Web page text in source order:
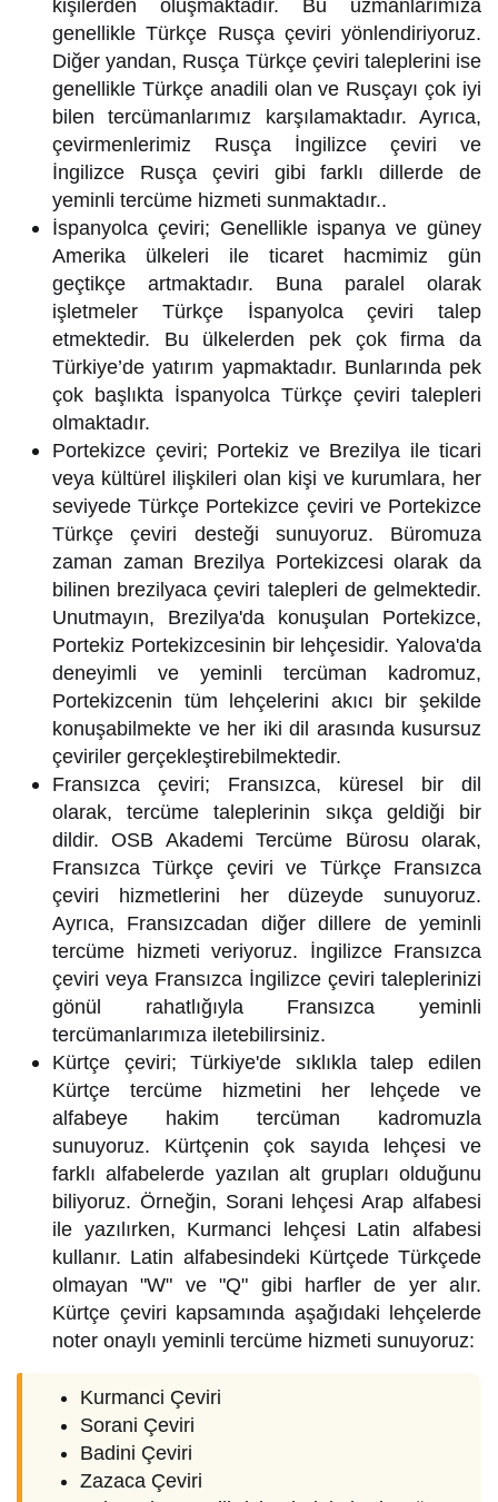
kişilerden oluşmaktadır. Bu uzmanlarımıza
genellikle Türkçe Rusça çeviri yönlendiriyoruz.
Diğer yandan, Rusça Türkçe çeviri taleplerini ise
genellikle Türkçe anadili olan ve Rusçayı çok iyi
bilen tercümanlarımız karşılamaktadır. Ayrıca,
çevirmenlerimiz Rusça İngilizce çeviri ve
İngilizce Rusça çeviri gibi farklı dillerde de
yeminli tercüme hizmeti sunmaktadır..
İspanyolca çeviri; Genellikle ispanya ve güney
Amerika ülkeleri ile ticaret hacmimiz gün
geçtikçe artmaktadır. Buna paralel olarak
işletmeler Türkçe İspanyolca çeviri talep
etmektedir. Bu ülkelerden pek çok firma da
Türkiye’de yatırım yapmaktadır. Bunlarında pek
çok başlıkta İspanyolca Türkçe çeviri talepleri
olmaktadır.
Portekizce çeviri; Portekiz ve Brezilya ile ticari
veya kültürel ilişkileri olan kişi ve kurumlara, her
seviyede Türkçe Portekizce çeviri ve Portekizce
Türkçe çeviri desteği sunuyoruz. Büromuza
zaman zaman Brezilya Portekizcesi olarak da
bilinen brezilyaca çeviri talepleri de gelmektedir.
Unutmayın, Brezilya'da konuşulan Portekizce,
Portekiz Portekizcesinin bir lehçesidir. Yalova'da
deneyimli ve yeminli tercüman kadromuz,
Portekizcenin tüm lehçelerini akıcı bir şekilde
konuşabilmekte ve her iki dil arasında kusursuz
çeviriler gerçekleştirebilmektedir.
Fransızca çeviri; Fransızca, küresel bir dil
olarak, tercüme taleplerinin sıkça geldiği bir
dildir. OSB Akademi Tercüme Bürosu olarak,
Fransızca Türkçe çeviri ve Türkçe Fransızca
çeviri hizmetlerini her düzeyde sunuyoruz.
Ayrıca, Fransızcadan diğer dillere de yeminli
tercüme hizmeti veriyoruz. İngilizce Fransızca
çeviri veya Fransızca İngilizce çeviri taleplerinizi
gönül rahatlığıyla Fransızca yeminli
tercümanlarımıza iletebilirsiniz.
Kürtçe çeviri; Türkiye'de sıklıkla talep edilen
Kürtçe tercüme hizmetini her lehçede ve
alfabeye hakim tercüman kadromuzla
sunuyoruz. Kürtçenin çok sayıda lehçesi ve
farklı alfabelerde yazılan alt grupları olduğunu
biliyoruz. Örneğin, Sorani lehçesi Arap alfabesi
ile yazılırken, Kurmanci lehçesi Latin alfabesi
kullanır. Latin alfabesindeki Kürtçede Türkçede
olmayan "W" ve "Q" gibi harfler de yer alır.
Kürtçe çeviri kapsamında aşağıdaki lehçelerde
noter onaylı yeminli tercüme hizmeti sunuyoruz:
Kurmanci Çeviri
Sorani Çeviri
Badini Çeviri
Zazaca Çeviri